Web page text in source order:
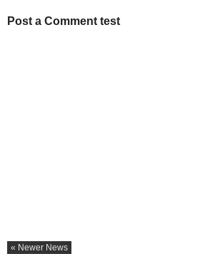
Post a Comment test
« Newer News